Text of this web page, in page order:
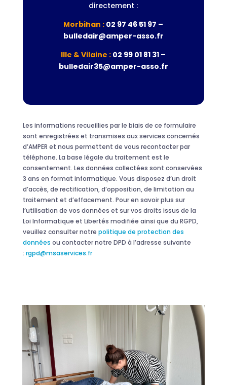
directement :
Morbihan : 02 97 46 51 97 –
bulledair@amper-asso.fr
Ille & Vilaine : 02 99 01 81 31 –
bulledair35@amper-asso.fr
Les informations recueillies par le biais de ce formulaire
sont enregistrées et transmises aux services concernés
d’AMPER et nous permettent de vous recontacter par
téléphone. La base légale du traitement est le
consentement. Les données collectées sont conservées
3 ans en format informatique. Vous disposez d’un droit
d’accès, de rectification, d’opposition, de limitation au
traitement et d’effacement. Pour en savoir plus sur
l’utilisation de vos données et sur vos droits issus de la
Loi Informatique et Libertés modifiée ainsi que du RGPD,
veuillez consulter notre politique de protection des
données ou contacter notre DPD à l’adresse suivante
: rgpd@msaservices.fr